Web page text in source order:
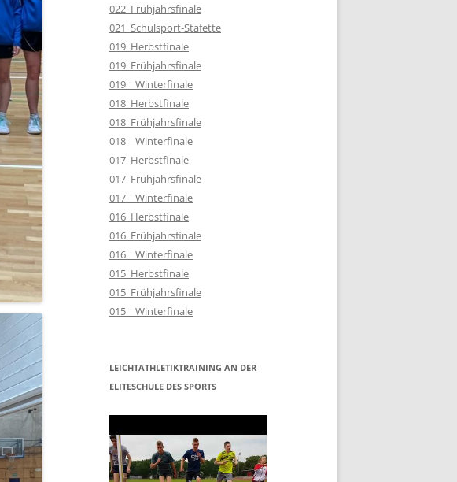
022_Frühjahrsfinale
021_Schulsport-Stafette
019_Herbstfinale
019_Frühjahrsfinale
019__Winterfinale
018_Herbstfinale
018_Frühjahrsfinale
018__Winterfinale
017_Herbstfinale
017_Frühjahrsfinale
017__Winterfinale
016_Herbstfinale
016_Frühjahrsfinale
016__Winterfinale
015_Herbstfinale
015_Frühjahrsfinale
015__Winterfinale
LEICHTATHLETIKTRAINING AN DER
ELITESCHULE DES SPORTS